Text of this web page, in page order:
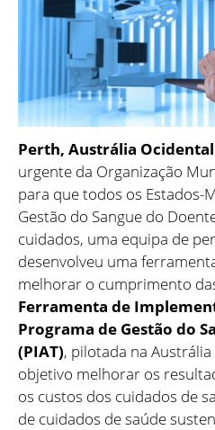
Perth, Austrália Ocidental
urgente da Organização
para que todos os Estados-
Gestão do Sangue do
cuidados, uma equipa de
desenvolveu uma
melhorar o cumprimento
Ferramenta de
Programa de Gestão do
(PIAT), pilotada na
objetivo melhorar os
os custos dos cuidados de
de cuidados de saúde